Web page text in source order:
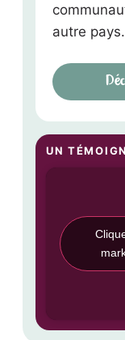
autre pays.
UN